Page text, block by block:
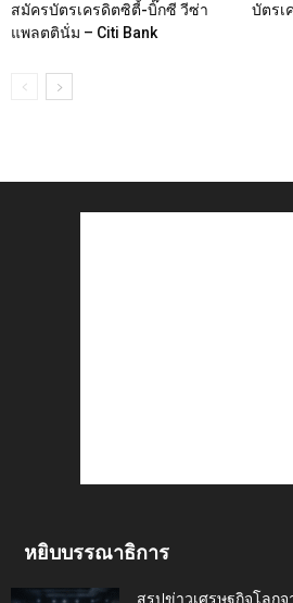
สมัครบัตรเครดิตซิตี้-บิ๊กซี วีซ่า
แพลตตินั่ม – Citi Bank
บัตรเ
หยิบบรรณาธิการ
สรุปข่าวเศรษฐกิจโลกจ